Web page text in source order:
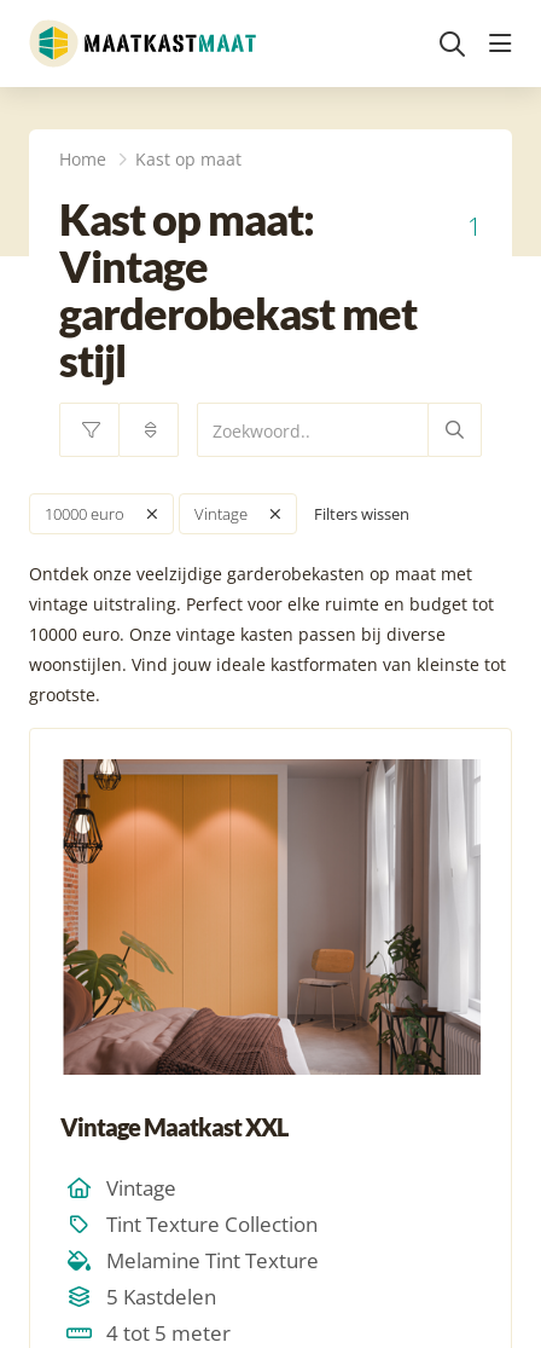
Home Kast op maat
Kast op maat:
Vintage
garderobekast met
stijl
1
10000 euro Vintage Filters wissen
Ontdek onze veelzijdige garderobekasten op maat met
vintage uitstraling. Perfect voor elke ruimte en budget tot
10000 euro. Onze vintage kasten passen bij diverse
woonstijlen. Vind jouw ideale kastformaten van kleinste tot
grootste.
Vintage Maatkast XXL
Vintage
Tint Texture Collection
Melamine Tint Texture
5 Kastdelen
4 tot 5 meter